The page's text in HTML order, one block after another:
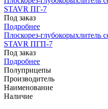
STAVR ПГ-7
Под заказ
Подробнее
Плоскорез-глубокорыхлитель
STAVR ПГП-7
Под заказ
Подробнее
Полуприцепы
Производитель
Наименование
Наличие